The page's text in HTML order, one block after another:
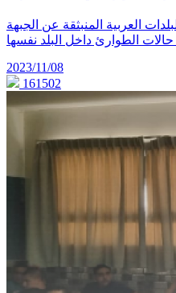
العربية المنبثقة عن الجبهة
الطوارئ داخل البلد نفسها
2023/11/08
161502